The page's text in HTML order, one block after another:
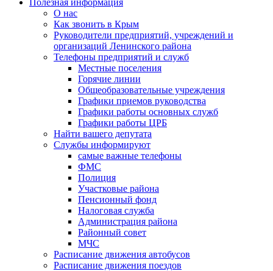
О нас
Как звонить в Крым
Руководители предприятий, учреждений и
организаций Ленинского района
Телефоны предприятий и служб
Местные поселения
Горячие линии
Общеобразовательные учреждения
Графики приемов руководства
Графики работы основных служб
Графики работы ЦРБ
Найти вашего депутата
Службы информируют
самые важные телефоны
ФМС
Полиция
Участковые района
Пенсионный фонд
Налоговая служба
Администрация района
Районный совет
МЧС
Расписание движения автобусов
Расписание движения поездов